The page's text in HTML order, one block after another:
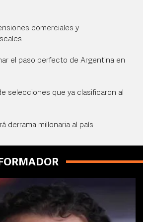
comerciales y
el paso perfecto de Argentina en
selecciones que ya clasificaron al
derrama millonaria al país